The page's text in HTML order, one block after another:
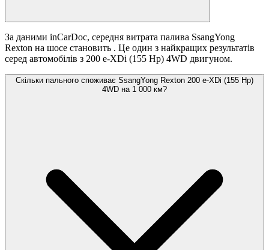
За даними inCarDoc, середня витрата палива SsangYong
Rexton на шосе становить . Це один з найкращих результатів
серед автомобілів з 200 e-XDi (155 Hp) 4WD двигуном.
Скільки пального споживає SsangYong Rexton 200 e-XDi (155 Hp)
4WD на 1 000 км?